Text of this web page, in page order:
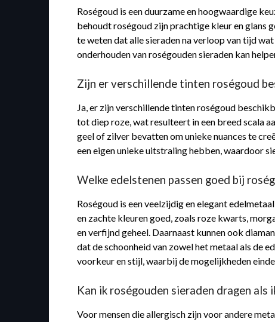
Roségoud is een duurzame en hoogwaardige
behoudt roségoud zijn prachtige kleur en glans
te weten dat alle sieraden na verloop van tijd
onderhouden van roségouden sieraden kan
Zijn er verschillende tinten roségoud
Ja, er zijn verschillende tinten roségoud
tot diep roze, wat resulteert in een breed scala
geel of zilver bevatten om unieke nuances te
een eigen unieke uitstraling hebben, waardoor
Welke edelstenen passen goed bij
Roségoud is een veelzijdig en elegant
en zachte kleuren goed, zoals roze kwarts,
en verfijnd geheel. Daarnaast kunnen ook
dat de schoonheid van zowel het metaal als de
voorkeur en stijl, waarbij de mogelijkheden
Kan ik roségouden sieraden dragen als
Voor mensen die allergisch zijn voor andere